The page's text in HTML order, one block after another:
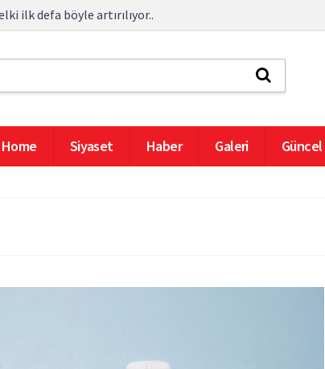
ilk defa böyle artırılıyor..
Home Siyaset Haber Galeri Güncel